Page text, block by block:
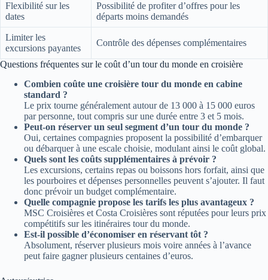
Flexibilité sur les
dates
Possibilité de profiter d’offres pour les
départs moins demandés
Limiter les
excursions payantes
Contrôle des dépenses complémentaires
Questions fréquentes sur le coût d’un tour du monde en croisière
Combien coûte une croisière tour du monde en cabine
standard ?
Le prix tourne généralement autour de 13 000 à 15 000 euros
par personne, tout compris sur une durée entre 3 et 5 mois.
Peut-on réserver un seul segment d’un tour du monde ?
Oui, certaines compagnies proposent la possibilité d’embarquer
ou débarquer à une escale choisie, modulant ainsi le coût global.
Quels sont les coûts supplémentaires à prévoir ?
Les excursions, certains repas ou boissons hors forfait, ainsi que
les pourboires et dépenses personnelles peuvent s’ajouter. Il faut
donc prévoir un budget complémentaire.
Quelle compagnie propose les tarifs les plus avantageux ?
MSC Croisières et Costa Croisières sont réputées pour leurs prix
compétitifs sur les itinéraires tour du monde.
Est-il possible d’économiser en réservant tôt ?
Absolument, réserver plusieurs mois voire années à l’avance
peut faire gagner plusieurs centaines d’euros.